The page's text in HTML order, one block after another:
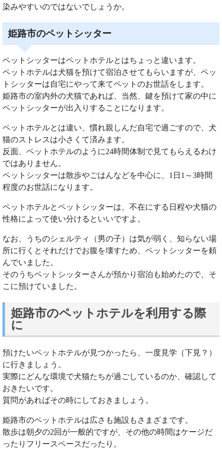
染みやすいのではないでしょうか。
姫路市のペットシッター
ペットシッターはペットホテルとはちょっと違います。
ペットホテルは犬猫を預けて宿泊させてもらいますが、ペッ
トシッターは自宅にやって来てペットのお世話をします。
姫路市の室内外の犬猫であれば、当然、鍵を預けて家の中に
ペットシッターが出入りすることになります。
ペットホテルとは違い、慣れ親しんだ自宅で過ごすので、犬
猫のストレスは小さくて済みます。
反面、ペットホテルのように24時間体制で見てもらえるわけ
ではありません。
ペットシッターは散歩やごはんなどを中心に、1日1～3時間
程度のお世話になります。
ペットホテルとペットシッターは、不在にする日程や犬猫の
性格によって使い分けるといいですよ。
なお、うちのシェルティ（男の子）は気が弱く、知らない場
所に行くとそれだけでお腹を壊すため、ペットシッターを頼
んでいました。
そのうちペットシッターさんが預かり宿泊も始めたので、そ
こに預けていました。
姫路市のペットホテルを利用する際
に
預けたいペットホテルが見つかったら、一度見学（下見？）
に行きましょう。
実際にどんな環境で犬猫たちが過ごしているのか、確認して
おきたいです。
質問があればその時にしておきましょう。
姫路市のペットホテルは広さも施設もさまざまです。
散歩は朝夕の2回が一般的ですが、その他の時間はケージだ
ったりフリースペースだったり。